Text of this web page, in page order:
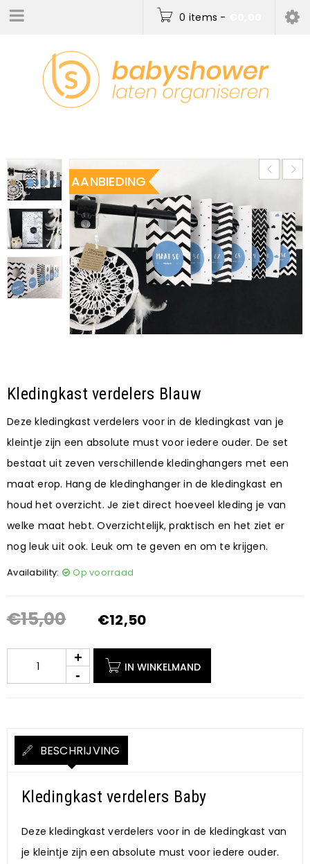
0 items -
AANBIEDING
Kledingkast verdelers Blauw
Deze kledingkast verdelers voor in de kledingkast van je
kleintje zijn een absolute must voor iedere ouder. De set
bestaat uit zeven verschillende kledinghangers met een
maat erop. Hang de kledinghanger in de kledingkast en
houd het overzicht. Je ziet direct hoeveel kleding je van
welke maat hebt. Overzichtelijk, praktisch en het ziet er
nog leuk uit ook. Leuk om te geven en om te krijgen.
Availability: Op voorraad
€15,00 €12,50
IN WINKELMAND
BESCHRIJVING
Kledingkast verdelers Baby
Deze kledingkast verdelers voor in de kledingkast van
je kleintje zijn een absolute must voor iedere ouder.